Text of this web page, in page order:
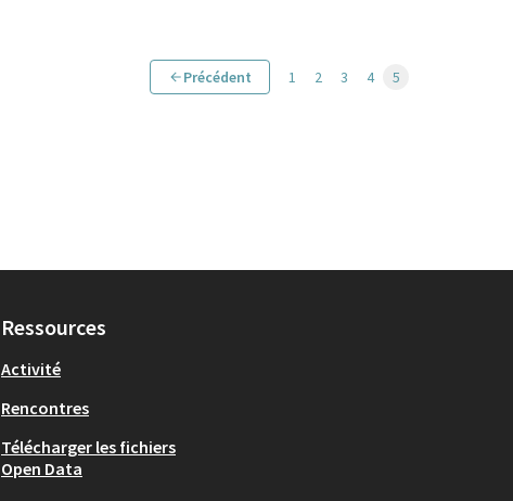
Précédent 1 2 3 4 5
Ressources
Activité
Rencontres
Télécharger les fichiers
Open Data